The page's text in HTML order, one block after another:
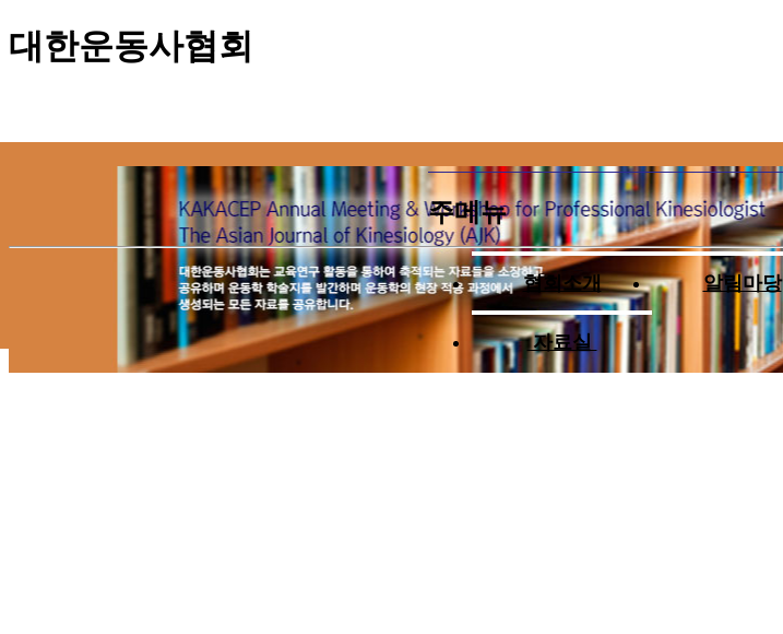
대한운동사협회
주메뉴
협회소개 알림마당
자료실